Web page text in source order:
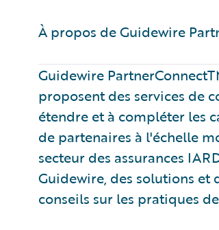
À propos de Guidewire
Guidewire
proposent des services de
étendre et à compléter les
de partenaires à l'échelle
secteur des assurances
Guidewire, des solutions et
conseils sur les pratiques